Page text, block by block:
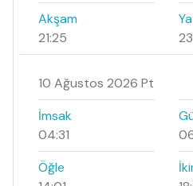
Akşam
21:25
10 Ağustos 2026 Pt
İmsak
04:31
Öğle